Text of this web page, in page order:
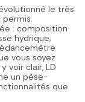
le très
permis
: composition
hydrique,
vous soyez
voir clair, LD
un pèse-
que